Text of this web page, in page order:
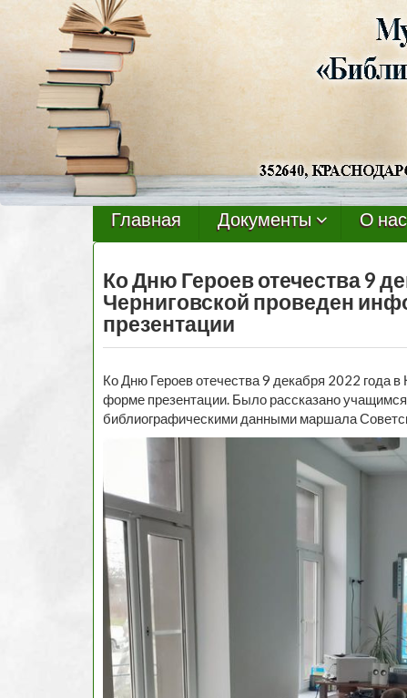
Черниговская
библиотека
Главная Документы О нас
Ко Дню Героев отечества 9
Черниговской проведен
презентации
Ко Дню Героев отечества 9 декабря 2022 года
форме презентации. Было рассказано
библиографическими данными маршала